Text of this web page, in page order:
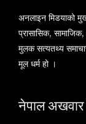
अनलाइन मिडयाको
प्रासासिक,
मुलक सत्यतथ्य समाचार
मूल धर्म हो ।
नेपाल अखवार